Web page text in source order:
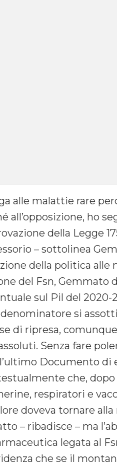
alle malattie rare
all’opposizione, ho
della Legge
– sottolinea
della politica alle
del Fsn, Gemmato
sul Pil del 2020-
si
di ripresa,
Senza fare
Documento di
che,
respiratori e
doveva tornare
– ribadisce – ma
legata al
che se il